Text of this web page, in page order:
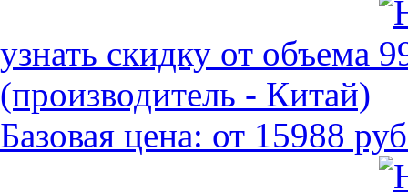
узнать скидку от объема
(производитель - Китай)
Базовая цена: от 15988